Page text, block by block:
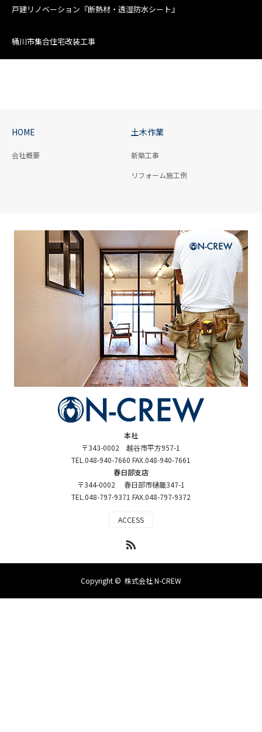
戸建リノベーション『断熱材・透湿防水シート』
桶川市集合住宅改装工事
HOME
会社概要
土木作業
新築工事
リフォーム施工例
本社
〒343-0002 越谷市平方957-1
TEL.048-940-7660 FAX.048-940-7661
春日部支店
〒344-0002 春日部市樋籠347-1
TEL.048-797-9371 FAX.048-797-9372
ACCESS
Copyright © 株式会社 N-CREW